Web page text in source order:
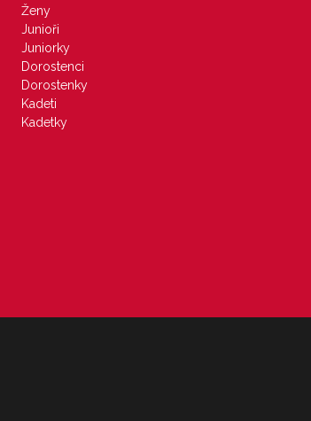
Ženy
Junioři
Juniorky
Dorostenci
Dorostenky
Kadeti
Kadetky